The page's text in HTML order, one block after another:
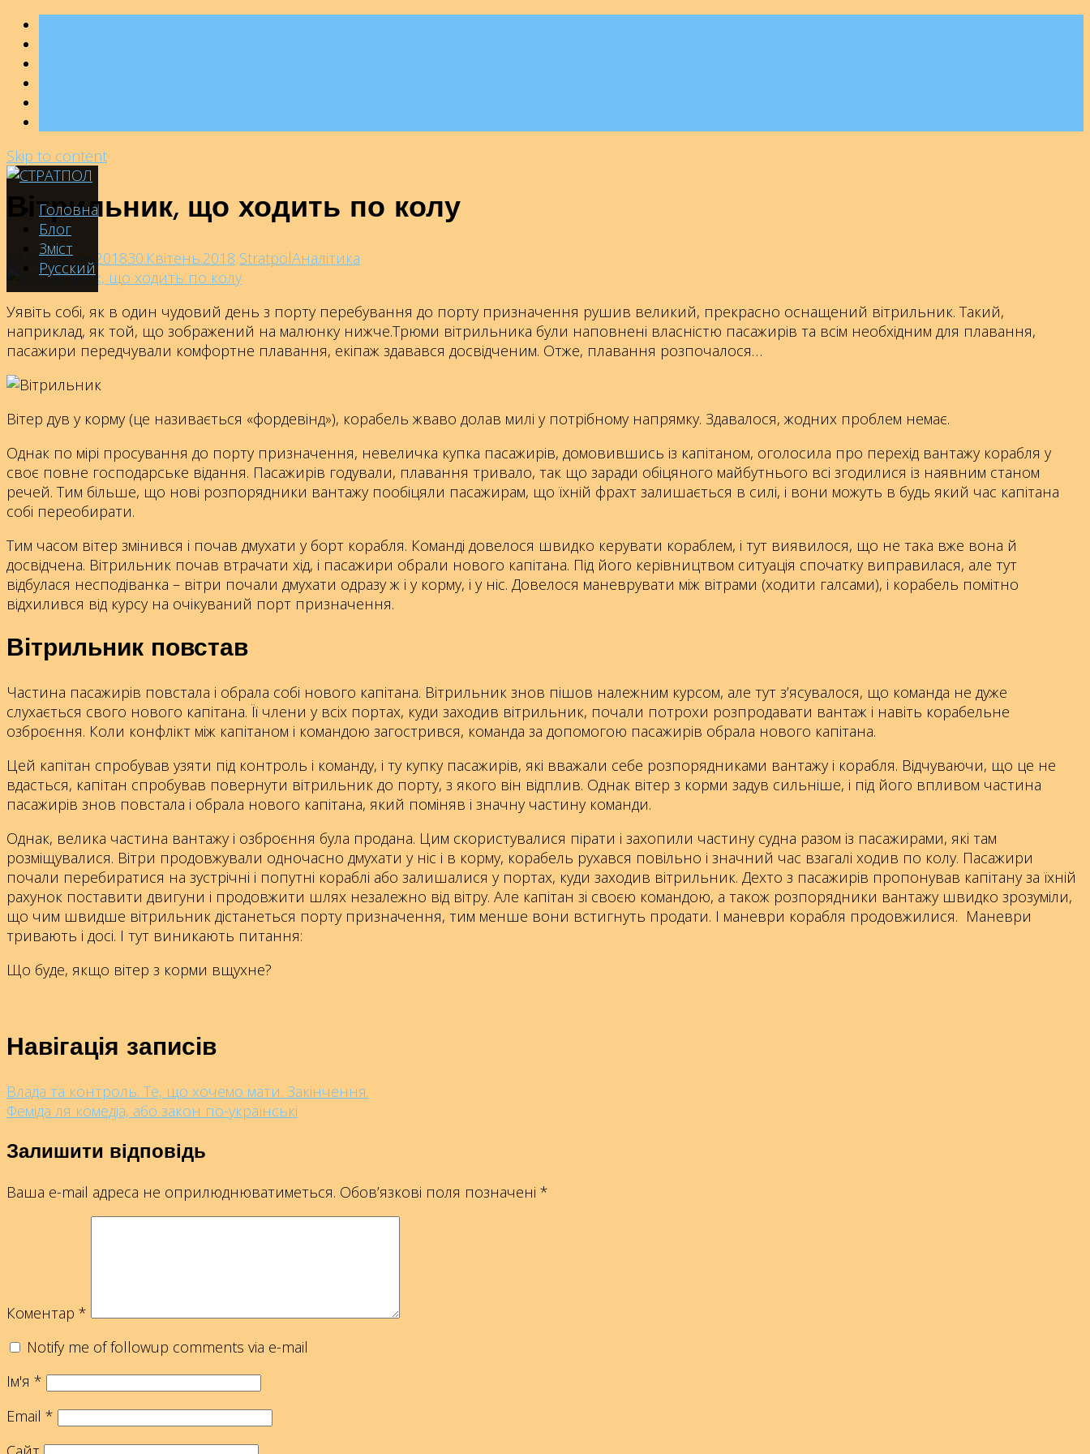
Skip to content
Головна
Блог
Зміст
Русский
Вітрильник, що ходить по колу
28.Березень.201830.Квітень.2018 StratpolАналітика
Уявіть собі, як в один чудовий день з порту перебування до порту призначення рушив великий, прекрасно оснащений вітрильник. Такий,
наприклад, як той, що зображений на малюнку нижче.Трюми вітрильника були наповнені власністю пасажирів та всім необхідним для плавання,
пасажири передчували комфортне плавання, екіпаж здавався досвідченим. Отже, плавання розпочалося…
Вітер дув у корму (це називається «фордевінд»), корабель жваво долав милі у потрібному напрямку. Здавалося, жодних проблем немає.
Однак по мірі просування до порту призначення, невеличка купка пасажирів, домовившись із капітаном, оголосила про перехід вантажу корабля у
своє повне господарське відання. Пасажирів годували, плавання тривало, так що заради обіцяного майбутнього всі згодилися із наявним станом
речей. Тим більше, що нові розпорядники вантажу пообіцяли пасажирам, що їхній фрахт залишається в силі, і вони можуть в будь який час капітана
собі переобирати.
Тим часом вітер змінився і почав дмухати у борт корабля. Команді довелося швидко керувати кораблем, і тут виявилося, що не така вже вона й
досвідчена. Вітрильник почав втрачати хід, і пасажири обрали нового капітана. Під його керівництвом ситуація спочатку виправилася, але тут
відбулася несподіванка – вітри почали дмухати одразу ж і у корму, і у ніс. Довелося маневрувати між вітрами (ходити галсами), і корабель помітно
відхилився від курсу на очікуваний порт призначення.
Вітрильник повстав
Частина пасажирів повстала і обрала собі нового капітана. Вітрильник знов пішов належним курсом, але тут з’ясувалося, що команда не дуже
слухається свого нового капітана. Її члени у всіх портах, куди заходив вітрильник, почали потрохи розпродавати вантаж і навіть корабельне
озброєння. Коли конфлікт між капітаном і командою загострився, команда за допомогою пасажирів обрала нового капітана.
Цей капітан спробував узяти під контроль і команду, і ту купку пасажирів, які вважали себе розпорядниками вантажу і корабля. Відчуваючи, що це не
вдасться, капітан спробував повернути вітрильник до порту, з якого він відплив. Однак вітер з корми задув сильніше, і під його впливом частина
пасажирів знов повстала і обрала нового капітана, який поміняв і значну частину команди.
Однак, велика частина вантажу і озброєння була продана. Цим скористувалися пірати і захопили частину судна разом із пасажирами, які там
розміщувалися. Вітри продовжували одночасно дмухати у ніс і в корму, корабель рухався повільно і значний час взагалі ходив по колу. Пасажири
почали перебиратися на зустрічні і попутні кораблі або залишалися у портах, куди заходив вітрильник. Дехто з пасажирів пропонував капітану за їхній
рахунок поставити двигуни і продовжити шлях незалежно від вітру. Але капітан зі своєю командою, а також розпорядники вантажу швидко зрозуміли,
що чим швидше вітрильник дістанеться порту призначення, тим менше вони встигнуть продати. І маневри корабля продовжилися. Маневри
тривають і досі. І тут виникають питання:
Що буде, якщо вітер з корми вщухне?
Навігація записів
Влада та контроль. Те, що хочемо мати. Закінчення.
Феміда ля комедіа, або закон по-українські
Залишити відповідь
Ваша e-mail адреса не оприлюднюватиметься. Обов’язкові поля позначені *
Коментар *
Notify me of followup comments via e-mail
Ім'я *
Email *